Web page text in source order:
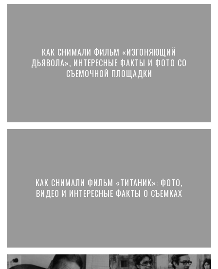
КАК СНИМАЛИ ФИЛЬМ «ИЗГОНЯЮЩИЙ
ДЬЯВОЛА», ИНТЕРЕСНЫЕ ФАКТЫ И ФОТО СО
СЪЕМОЧНОЙ ПЛОЩАДКИ
КАК СНИМАЛИ ФИЛЬМ «ТИТАНИК»: ФОТО,
ВИДЕО И ИНТЕРЕСНЫЕ ФАКТЫ О СЪЕМКАХ